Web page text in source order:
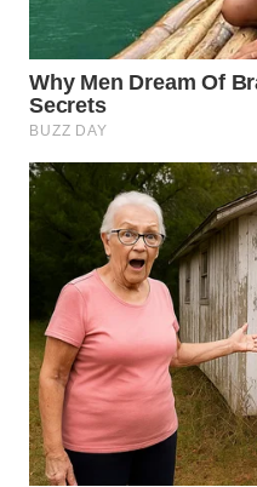
SUBANG
WN
SUKABUMI
WN
PURWAKARTA
WN
PRIANGAN
TIMUR
WN
SEMARANG